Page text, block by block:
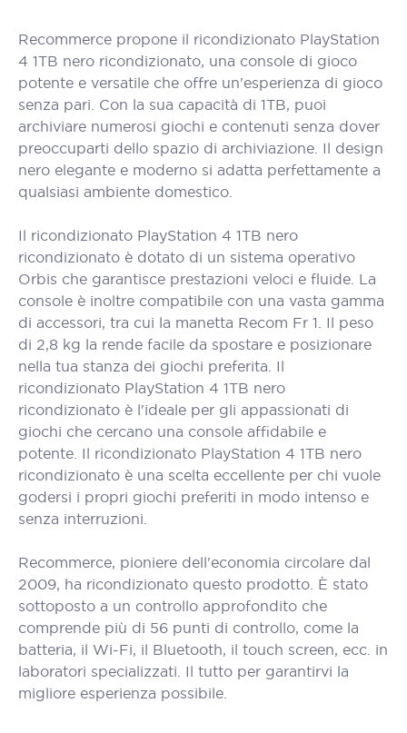
Recommerce propone il ricondizionato PlayStation
4 1TB nero ricondizionato, una console di gioco
potente e versatile che offre un'esperienza di gioco
senza pari. Con la sua capacità di 1TB, puoi
archiviare numerosi giochi e contenuti senza dover
preoccuparti dello spazio di archiviazione. Il design
nero elegante e moderno si adatta perfettamente a
qualsiasi ambiente domestico.
Il ricondizionato PlayStation 4 1TB nero
ricondizionato è dotato di un sistema operativo
Orbis che garantisce prestazioni veloci e fluide. La
console è inoltre compatibile con una vasta gamma
di accessori, tra cui la manetta Recom Fr 1. Il peso
di 2,8 kg la rende facile da spostare e posizionare
nella tua stanza dei giochi preferita. Il
ricondizionato PlayStation 4 1TB nero
ricondizionato è l'ideale per gli appassionati di
giochi che cercano una console affidabile e
potente. Il ricondizionato PlayStation 4 1TB nero
ricondizionato è una scelta eccellente per chi vuole
godersi i propri giochi preferiti in modo intenso e
senza interruzioni.
Recommerce, pioniere dell'economia circolare dal
2009, ha ricondizionato questo prodotto. È stato
sottoposto a un controllo approfondito che
comprende più di 56 punti di controllo, come la
batteria, il Wi-Fi, il Bluetooth, il touch screen, ecc. in
laboratori specializzati. Il tutto per garantirvi la
migliore esperienza possibile.